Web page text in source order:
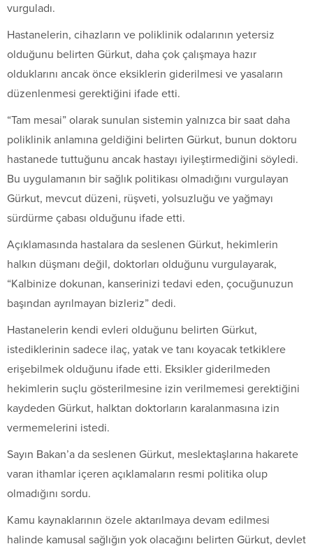
vurguladı.
Hastanelerin, cihazların ve poliklinik odalarının yetersiz
olduğunu belirten Gürkut, daha çok çalışmaya hazır
olduklarını ancak önce eksiklerin giderilmesi ve yasaların
düzenlenmesi gerektiğini ifade etti.
“Tam mesai” olarak sunulan sistemin yalnızca bir saat daha
poliklinik anlamına geldiğini belirten Gürkut, bunun doktoru
hastanede tuttuğunu ancak hastayı iyileştirmediğini söyledi.
Bu uygulamanın bir sağlık politikası olmadığını vurgulayan
Gürkut, mevcut düzeni, rüşveti, yolsuzluğu ve yağmayı
sürdürme çabası olduğunu ifade etti.
Açıklamasında hastalara da seslenen Gürkut, hekimlerin
halkın düşmanı değil, doktorları olduğunu vurgulayarak,
“Kalbinize dokunan, kanserinizi tedavi eden, çocuğunuzun
başından ayrılmayan bizleriz” dedi.
Hastanelerin kendi evleri olduğunu belirten Gürkut,
istediklerinin sadece ilaç, yatak ve tanı koyacak tetkiklere
erişebilmek olduğunu ifade etti. Eksikler giderilmeden
hekimlerin suçlu gösterilmesine izin verilmemesi gerektiğini
kaydeden Gürkut, halktan doktorların karalanmasına izin
vermemelerini istedi.
Sayın Bakan’a da seslenen Gürkut, meslektaşlarına hakarete
varan ithamlar içeren açıklamaların resmi politika olup
olmadığını sordu.
Kamu kaynaklarının özele aktarılmaya devam edilmesi
halinde kamusal sağlığın yok olacağını belirten Gürkut, devlet